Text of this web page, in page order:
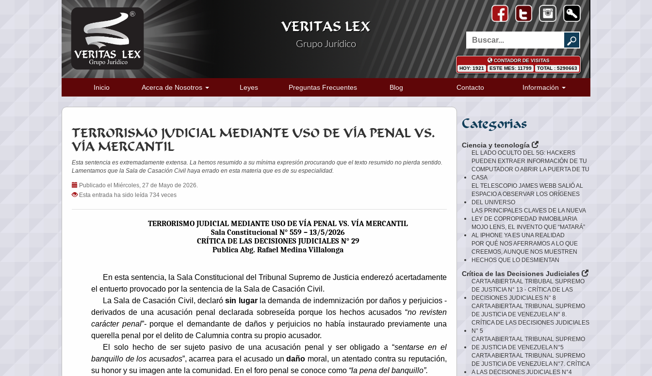
VERITAS LEX
Grupo Jurídico
CONTADOR DE VISITAS
HOY: 1921
ESTE MES: 11799 TOTAL : 5290663
Inicio Acerca de Nosotros Leyes Preguntas Frecuentes Blog Contacto Información
TERRORISMO JUDICIAL MEDIANTE USO DE VÍA PENAL VS.
VÍA MERCANTIL
Esta sentencia es extremadamente extensa. La hemos resumido a su mínima expresión procurando que el texto resumido no pierda sentido.
Lamentamos que la Sala de Casación Civil haya errado en esta materia que es de su especialidad.
Publicado el Miércoles, 27 de Mayo de 2026.
Esta entrada ha sido leída 734 veces
TERRORISMO JUDICIAL MEDIANTE USO DE VÍA PENAL VS. VÍA MERCANTIL
Sala Constitucional N° 559 – 13/5/2026
CRÍTICA DE LAS DECISIONES JUDICIALES N° 29
Publica Abg. Rafael Medina Villalonga
En esta sentencia, la Sala Constitucional del Tribunal Supremo de Justicia enderezó acertadamente
el entuerto provocado por la sentencia de la Sala de Casación Civil.
La Sala de Casación Civil, declarósin lugarla demanda de indemnización por daños y perjuicios -
derivados de una acusación penal declarada sobreseída porque los hechos acusados “no revisten
carácter penal”- porque el demandante de daños y perjuicios no había instaurado previamente una
querella penal por el delito de Calumnia contra su propio acusador.
El solo hecho de ser sujeto pasivo de una acusación penal y ser obligado a “sentarse en el
banquillo de los acusados”, acarrea para el acusado un daño moral, un atentado contra su reputación,
su honor y su imagen ante la comunidad. En el foro penal se conoce como “la pena del banquillo”.
Categorias
Ciencia y tecnología
EL LADO OCULTO DEL 5G: HACKERS
PUEDEN EXTRAER INFORMACIÓN DE TU
COMPUTADOR O ABRIR LA PUERTA DE TU
CASA
EL TELESCOPIO JAMES WEBB SALIÓ AL
ESPACIO A OBSERVAR LOS ORÍGENES
DEL UNIVERSO
LAS PRINCIPALES CLAVES DE LA NUEVA
LEY DE COPROPIEDAD INMOBILIARIA
MOJO LENS, EL INVENTO QUE “MATARÁ”
AL IPHONE YA ES UNA REALIDAD
POR QUÉ NOS AFERRAMOS A LO QUE
CREEMOS, AUNQUE NOS MUESTREN
HECHOS QUE LO DESMIENTAN
Crítica de las Decisiones Judiciales
CARTA ABIERTA AL TRIBUBAL SUPREMO
DE JUSTICIA N° 13 - CRÍTICA DE LAS
DECISIONES JUDICIALES N° 8
CARTA ABIERTA AL TRIBUNAL SUPREMO
DE JUSTICIA DE VENEZUELA N° 8.
CRÍTICA DE LAS DECISIONES JUDICIALES
N° 5
CARTA ABIERTA AL TRIBUNAL SUPREMO
DE JUSTICIA DE VENEZUELA N°5
CARTA ABIERTA AL TRIBUNAL SUPREMO
DE JUSTICIA DE VENEZUELA N°7. CRÍTICA
A LAS DECISIONES JUDICIALES N°4